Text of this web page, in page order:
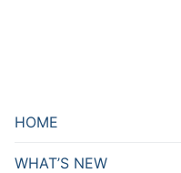
HOME
WHAT’S NEW